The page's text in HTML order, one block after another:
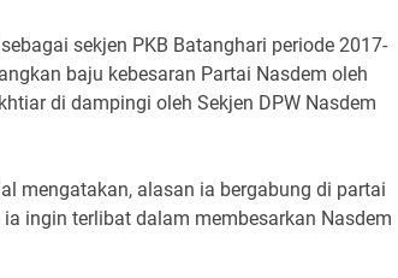
sekjen PKB Batanghari periode 2017-
baju kebesaran Partai Nasdem oleh
di dampingi oleh Sekjen DPW Nasdem
mengatakan, alasan ia bergabung di partai
ingin terlibat dalam membesarkan Nasdem